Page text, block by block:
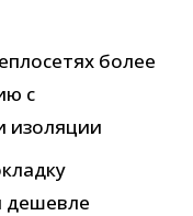
более
с
изоляции
дешевле